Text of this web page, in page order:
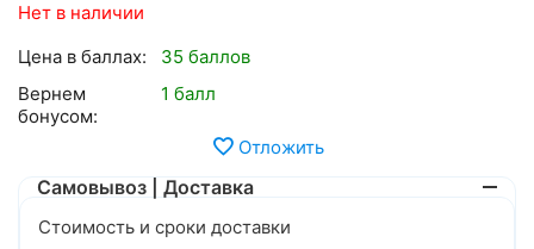
Нет в наличии
Цена в баллах:
35 баллов
Вернем
бонусом:
1 балл
Отложить
Самовывоз | Доставка
Стоимость и сроки доставки